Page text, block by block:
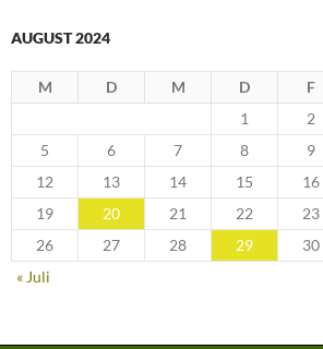
AUGUST 2024
M D M D F
1
2
5
6 7 8 9
12
13 14 15 16
19
20 21 22 23
26
27 28 29 30
« Juli